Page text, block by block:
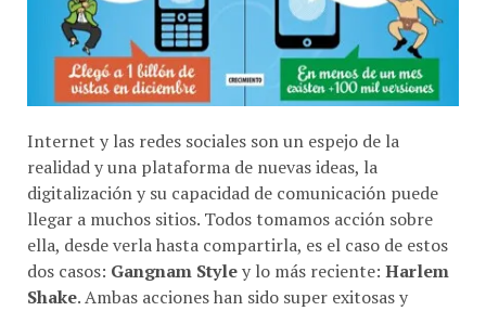
realidad y una plataforma de nuevas ideas, la
digitalización y su capacidad de comunicación puede
llegar a muchos sitios. Todos tomamos acción sobre
ella, desde verla hasta compartirla, es el caso de estos
dos casos:Gangnam Styley lo más reciente: Harlem
Shake. Ambas acciones han sido super exitosas y
acumulan interesantes cifras que miden su impacto: